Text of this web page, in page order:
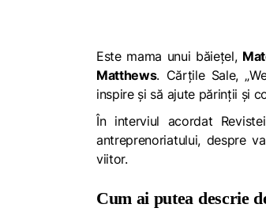
Este mama unui băiețel,
Matthews. Cărțile Sale, „
inspire și să ajute părinții și
În interviul acordat Revistei
antreprenoriatului, despre
viitor.
Cum ai putea descrie